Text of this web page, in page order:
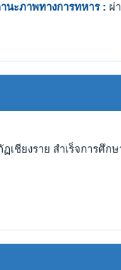
นะภาพทางการทหาร : ผ่
ยงราย สำเร็จการศึกษ